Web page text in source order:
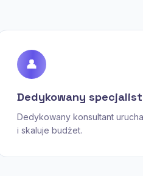
👤
Dedykowany
Dedykowany konsultant
i skaluje budżet.